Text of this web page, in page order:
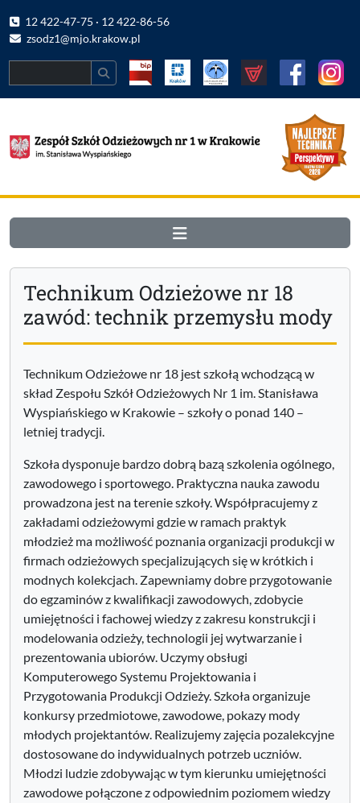
12 422-47-75 · 12 422-86-56
zsodz1@mjo.krakow.pl
Technikum Odzieżowe nr 18
zawód: technik przemysłu mody
Technikum Odzieżowe nr 18 jest szkołą wchodzącą w
skład Zespołu Szkół Odzieżowych Nr 1 im. Stanisława
Wyspiańskiego w Krakowie – szkoły o ponad 140 –
letniej tradycji.
Szkoła dysponuje bardzo dobrą bazą szkolenia ogólnego,
zawodowego i sportowego. Praktyczna nauka zawodu
prowadzona jest na terenie szkoły. Współpracujemy z
zakładami odzieżowymi gdzie w ramach praktyk
młodzież ma możliwość poznania organizacji produkcji w
firmach odzieżowych specjalizujących się w krótkich i
modnych kolekcjach. Zapewniamy dobre przygotowanie
do egzaminów z kwalifikacji zawodowych, zdobycie
umiejętności i fachowej wiedzy z zakresu konstrukcji i
modelowania odzieży, technologii jej wytwarzanie i
prezentowania ubiorów. Uczymy obsługi
Komputerowego Systemu Projektowania i
Przygotowania Produkcji Odzieży. Szkoła organizuje
konkursy przedmiotowe, zawodowe, pokazy mody
młodych projektantów. Realizujemy zajęcia pozalekcyjne
dostosowane do indywidualnych potrzeb uczniów.
Młodzi ludzie zdobywając w tym kierunku umiejętności
zawodowe połączone z odpowiednim poziomem wiedzy